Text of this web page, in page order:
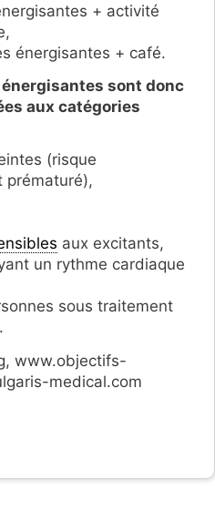
+ activité
énergisantes + café.
sont donc
aux catégories
(risque
prématuré),
aux excitants,
un rythme cardiaque
sous traitement
www.objectifs-
medical.com